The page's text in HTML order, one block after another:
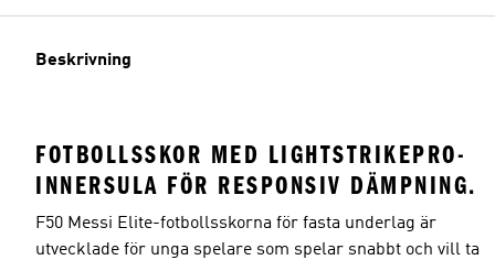
Beskrivning
FOTBOLLSSKOR MED LIGHTSTRIKEPRO-
INNERSULA FÖR RESPONSIV DÄMPNING.
F50 Messi Elite-fotbollsskorna för fasta underlag är
utvecklade för unga spelare som spelar snabbt och vill ta